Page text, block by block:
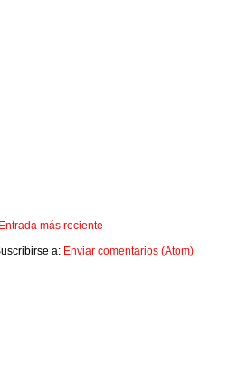
Entrada más reciente
a: Enviar comentarios (Atom)